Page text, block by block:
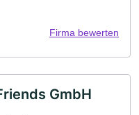
Firma bewerten
GmbH